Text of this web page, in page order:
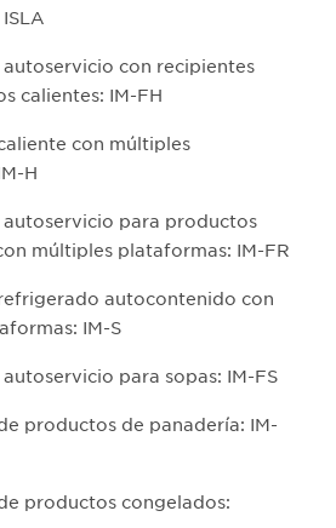
con recipientes
calientes: IM-FH
con múltiples
H
para productos
múltiples plataformas: IM-FR
autocontenido con
IM-S
para sopas: IM-FS
productos de panadería: IM-
productos congelados: